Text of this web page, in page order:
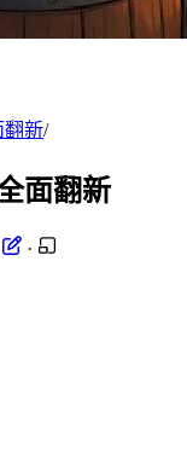
翻新/
面翻新
·